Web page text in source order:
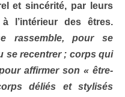
et sincérité, par leurs
l’intérieur des êtres.
rassemble, pour se
se recentrer ; corps qui
affirmer son« être-
déliés et stylisés